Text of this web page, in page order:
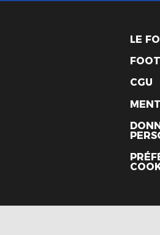
LE
CGU